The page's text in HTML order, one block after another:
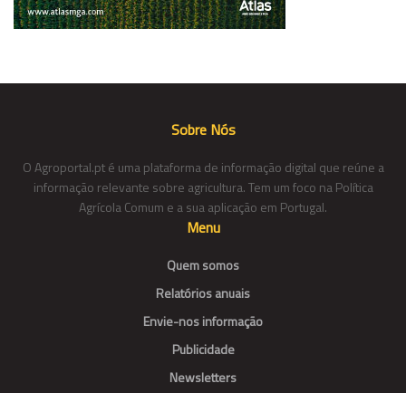
Sobre Nós
O Agroportal.pt é uma plataforma de informação digital que reúne a
informação relevante sobre agricultura. Tem um foco na Política
Agrícola Comum e a sua aplicação em Portugal.
Menu
Quem somos
Relatórios anuais
Envie-nos informação
Publicidade
Newsletters